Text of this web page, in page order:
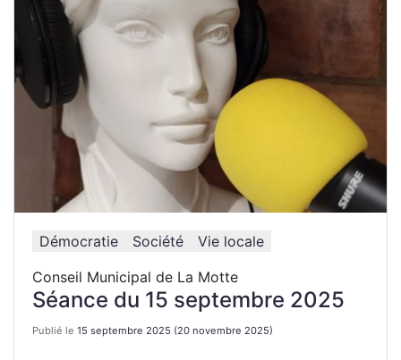
Démocratie Société
Vie locale
Conseil Municipal de La Motte
Séance du 15 septembre 2025
Publié le 15 septembre 2025 (20 novembre 2025)